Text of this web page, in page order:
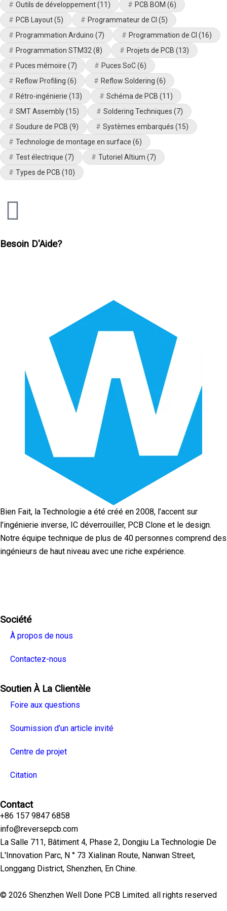
Outils de développement(11) PCB BOM (6)
PCB Layout(5) Programmateur de CI (5)
Programmation Arduino (7) Programmation de CI (16)
Programmation STM32(8) Projets de PCB (13)
Puces mémoire (7) Puces SoC(6)
Reflow Profiling (6) Reflow Soldering (6)
Rétro-ingénierie (13) Schéma de PCB (11)
SMT Assembly(15) Soldering Techniques (7)
Soudure de PCB (9) Systèmes embarqués (15)
Technologie de montage en surface (6)
Test électrique (7) Tutoriel Altium (7)
Types de PCB (10)
Besoin D'Aide?
Bien Fait, la Technologie a été créé en 2008, l’accent sur
l’ingénierie inverse, IC déverrouiller, PCB Clone et le design.
Notre équipe technique de plus de 40 personnes comprend des
ingénieurs de haut niveau avec une riche expérience.
Société
À propos de nous
Contactez-nous
Soutien À La Clientèle
Foire aux questions
Soumission d’un article invité
Centre de projet
Citation
Contact
+86 157 9847 6858
info@reversepcb.com
La Salle 711, Bâtiment 4, Phase 2, Dongjiu La Technologie De
L'Innovation Parc, N ° 73 Xialinan Route, Nanwan Street,
Longgang District, Shenzhen, En Chine.
© 2026 Shenzhen Well Done PCB Limited. all rights reserved